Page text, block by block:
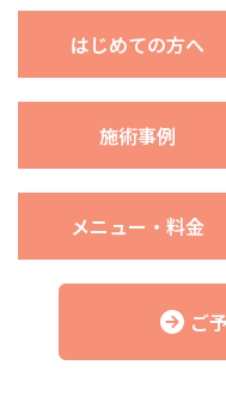
はじめての方へ
施術事例
メニュー・料金
ご